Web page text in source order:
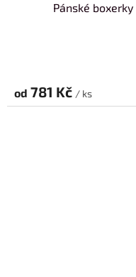
Pánské
od 781 Kč / ks